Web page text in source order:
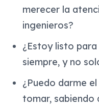
merecer la
ingenieros?
¿Estoy listo
siempre, y no
¿Puedo darme
tomar, sabiendo